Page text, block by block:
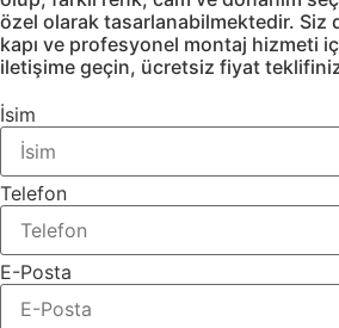
özel olarak tasarlanabilmektedir. Siz
kapı ve profesyonel montaj hizmeti
iletişime geçin, ücretsiz fiyat
İsim
Telefon
E-Posta